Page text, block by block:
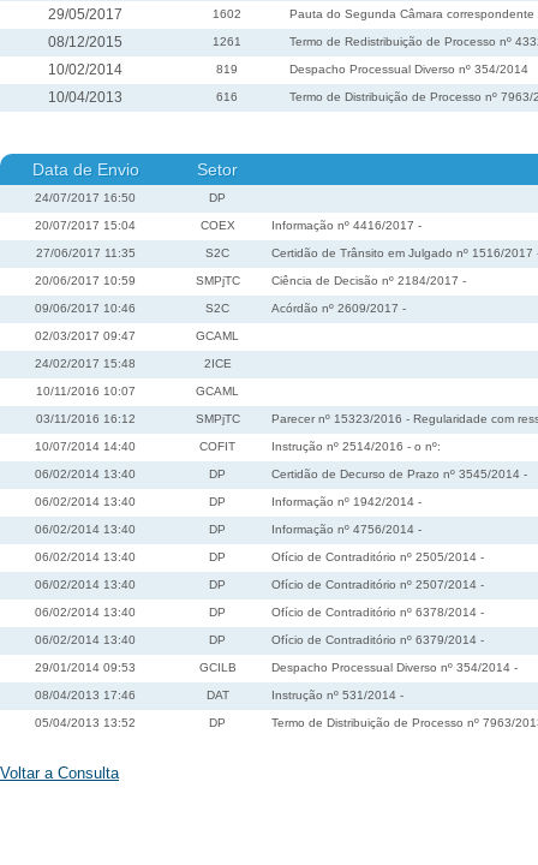
29/05/2017 1602 Pauta do Segunda Câmara
08/12/2015 1261 Termo de Redistribuição de Processo nº
10/02/2014 819 Despacho Processual Diverso nº 354/2014
10/04/2013 616 Termo de Distribuição de Processo nº 7963/
Data de Envio Setor
24/07/2017 16:50 DP
20/07/2017 15:04 COEX Informação nº 4416/2017 -
27/06/2017 11:35 S2C Certidão de Trânsito em Julgado nº 1516/2017
20/06/2017 10:59 SMPjTC Ciência de Decisão nº 2184/2017 -
09/06/2017 10:46 S2C Acórdão nº 2609/2017 -
02/03/2017 09:47 GCAML
24/02/2017 15:48 2ICE
10/11/2016 10:07 GCAML
03/11/2016 16:12 SMPjTC Parecer nº 15323/2016 - Regularidade com
10/07/2014 14:40 COFIT Instrução nº 2514/2016 - o nº:
06/02/2014 13:40 DP Certidão de Decurso de Prazo nº 3545/2014 -
06/02/2014 13:40 DP Informação nº 1942/2014 -
06/02/2014 13:40 DP Informação nº 4756/2014 -
06/02/2014 13:40 DP Ofício de Contraditório nº 2505/2014 -
06/02/2014 13:40 DP Ofício de Contraditório nº 2507/2014 -
06/02/2014 13:40 DP Ofício de Contraditório nº 6378/2014 -
06/02/2014 13:40 DP Ofício de Contraditório nº 6379/2014 -
29/01/2014 09:53 GCILB Despacho Processual Diverso nº 354/2014 -
08/04/2013 17:46 DAT Instrução nº 531/2014 -
05/04/2013 13:52 DP Termo de Distribuição de Processo nº 7963/
Voltar a Consulta